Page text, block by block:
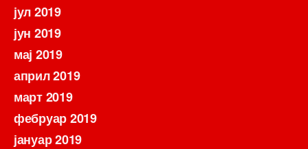
јул 2019
јун 2019
мај 2019
април 2019
март 2019
фебруар 2019
јануар 2019